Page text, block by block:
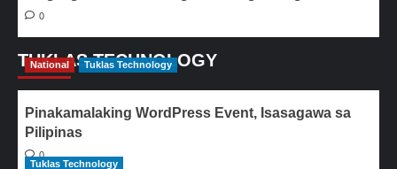
0
TUKLAS TECHNOLOGY
National Tuklas Technology
Pinakamalaking WordPress Event, Isasagawa sa
Pilipinas
0
Tuklas Technology